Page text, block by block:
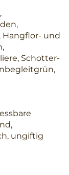
Hangflor- und
Schotter-
ungiftig